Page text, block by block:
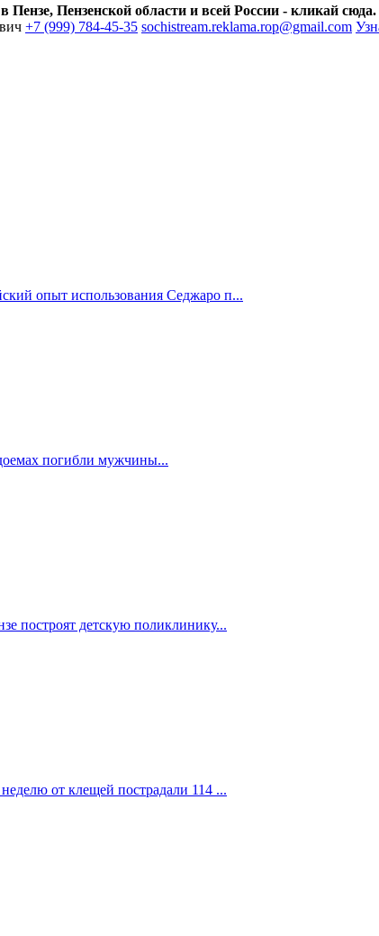
Пензенской области и всей России - кликай сюда.
+7 (999) 784-45-35 sochistream.reklama.rop@gmail.com
опыт использования Седжаро п...
погибли мужчины...
построят детскую поликлинику...
от клещей пострадали 114 ...